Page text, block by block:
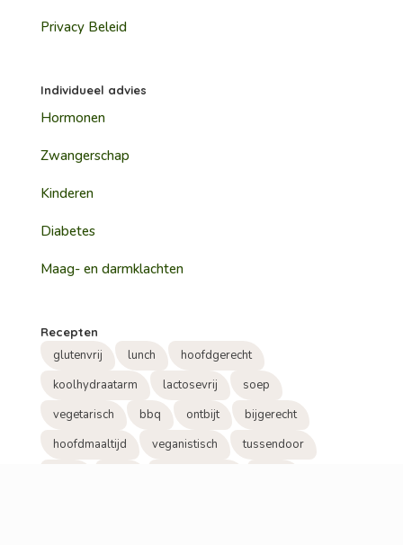
Privacy Beleid
Individueel advies
Hormonen
Zwangerschap
Kinderen
Diabetes
Maag- en darmklachten
Recepten
glutenvrij lunch
hoofdgerecht
koolhydraatarm
lactosevrij
soep
vegetarisch
bbq ontbijt
bijgerecht
hoofdmaaltijd
veganistisch
tussendoor